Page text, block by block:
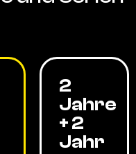
2
Jahre
+ 2
Jahr